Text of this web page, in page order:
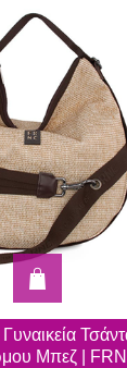
Μπεζ |